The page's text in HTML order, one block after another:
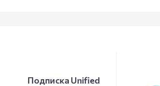
Подписка Unified